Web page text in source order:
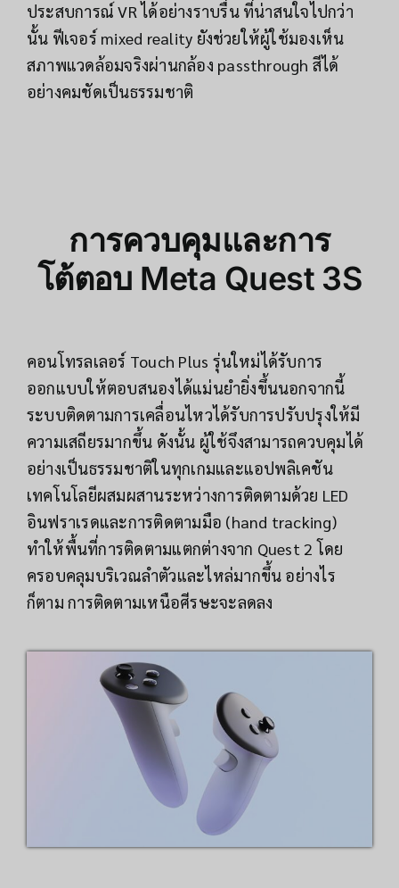
ประสบการณ์ VR ได้อย่างราบรื่น ที่น่าสนใจไปกว่า
นั้น ฟีเจอร์ mixed reality ยังช่วยให้ผู้ใช้มองเห็น
สภาพแวดล้อมจริงผ่านกล้อง passthrough สีได้
อย่างคมชัดเป็นธรรมชาติ
การควบคุมและการ
โต้ตอบ Meta Quest 3S
คอนโทรลเลอร์ Touch Plus รุ่นใหม่ได้รับการ
ออกแบบให้ตอบสนองได้แม่นยำยิ่งขึ้นนอกจากนี้
ระบบติดตามการเคลื่อนไหวได้รับการปรับปรุงให้มี
ความเสถียรมากขึ้น ดังนั้น ผู้ใช้จึงสามารถควบคุมได้
อย่างเป็นธรรมชาติในทุกเกมและแอปพลิเคชัน
เทคโนโลยีผสมผสานระหว่างการติดตามด้วย LED
อินฟราเรดและการติดตามมือ (hand tracking)
ทำให้พื้นที่การติดตามแตกต่างจาก Quest 2 โดย
ครอบคลุมบริเวณลำตัวและไหล่มากขึ้น อย่างไร
ก็ตาม การติดตามเหนือศีรษะจะลดลง